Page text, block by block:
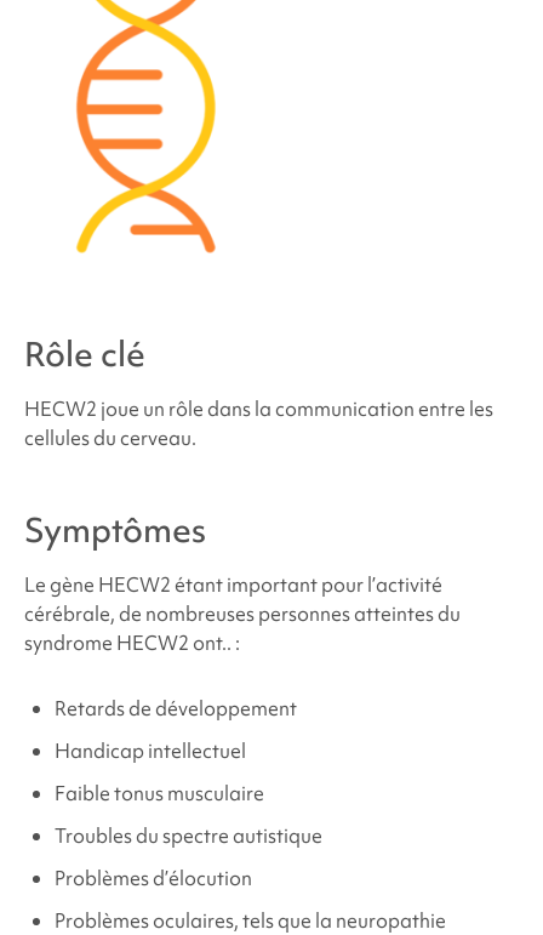
Comment traiter le
Problèmes de comportement et de
développement liés au
Problèmes médicaux et physiques liés au
syndrome HECW2
Rôle clé
HECW2 joue un rôle dans la communication entre les
cellules du cerveau.
Symptômes
Le gène HECW2 étant important pour l’activité
cérébrale, de nombreuses personnes atteintes du
syndrome HECW2 ont.. :
Retards de développement
Handicap intellectuel
Faible tonus musculaire
Troubles du spectre autistique
Problèmes d’élocution
Problèmes oculaires, tels que la neuropathie